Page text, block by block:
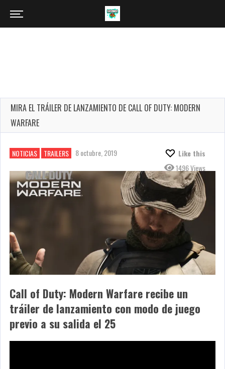
MIRA EL TRÁILER DE LANZAMIENTO DE CALL OF DUTY: MODERN
WARFARE
NOTICIAS TRAILERS 8 octubre, 2019
Like this
1496 Views
Call of Duty: Modern Warfare recibe un
tráiler de lanzamiento con modo de juego
previo a su salida el 25